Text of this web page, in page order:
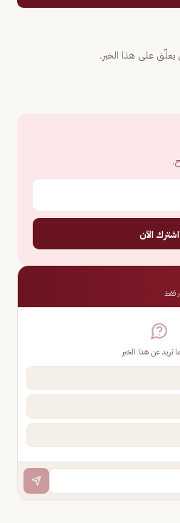
على هذا الخبر.
اشترك الآن
فقط
تريد عن هذا الخبر